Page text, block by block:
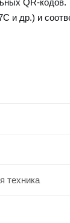
и др.) и
техника